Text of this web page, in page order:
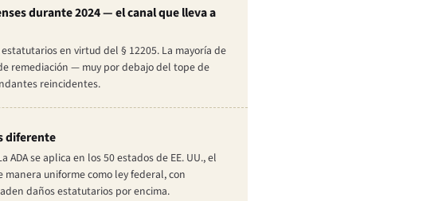
durante 2024 — el canal que lleva a
en virtud del § 12205. La mayoría de
remediación — muy por debajo del tope de
reincidentes.
diferente
se aplica en los 50 estados de EE. UU., el
uniforme como ley federal, con
daños estatutarios por encima.